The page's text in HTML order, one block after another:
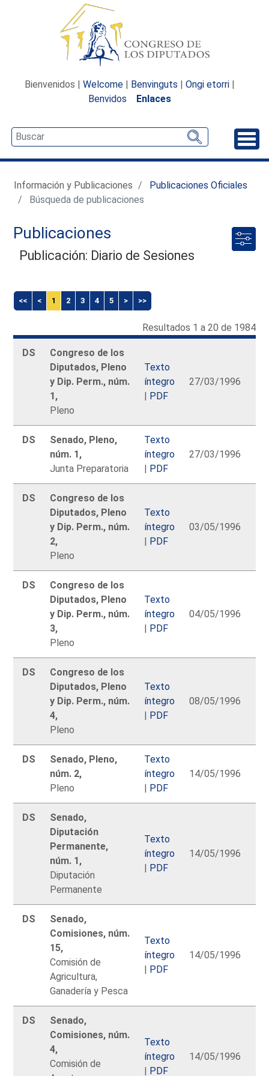
Bienvenidos | Welcome | Benvinguts | Ongi etorri |
Benvidos
Enlaces
Información y Publicaciones
Publicaciones Oficiales
Búsqueda de publicaciones
Publicaciones
Publicación: Diario de Sesiones
<< < 1 2 3 4 5 > >>
Resultados 1 a 20 de 1984
DS
Congreso de los
Diputados, Pleno
y Dip. Perm., núm.
1,
Pleno
Texto
íntegro
| PDF
27/03/1996
DS
Senado, Pleno,
núm. 1,
Junta Preparatoria
Texto
íntegro
| PDF
27/03/1996
DS
Congreso de los
Diputados, Pleno
y Dip. Perm., núm.
2,
Pleno
Texto
íntegro
| PDF
03/05/1996
DS
Congreso de los
Diputados, Pleno
y Dip. Perm., núm.
3,
Pleno
Texto
íntegro
| PDF
04/05/1996
DS
Congreso de los
Diputados, Pleno
y Dip. Perm., núm.
4,
Pleno
Texto
íntegro
| PDF
08/05/1996
DS
Senado, Pleno,
núm. 2,
Pleno
Texto
íntegro
| PDF
14/05/1996
DS
Senado,
Diputación
Permanente,
núm. 1,
Diputación
Permanente
Texto
íntegro
| PDF
14/05/1996
DS
Senado,
Comisiones, núm.
15,
Comisión de
Agricultura,
Ganadería y Pesca
Texto
íntegro
| PDF
14/05/1996
DS
Senado,
Comisiones, núm.
4,
Comisión de
Texto
íntegro
| PDF
14/05/1996